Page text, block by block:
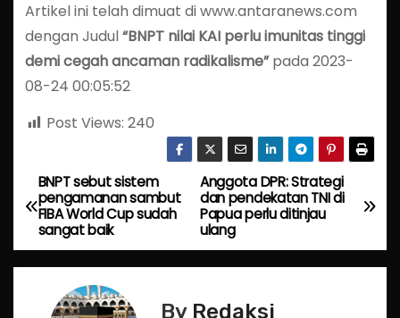
Artikel ini telah dimuat di www.antaranews.com
dengan Judul“BNPT nilai KAI perlu imunitas tinggi
demi cegah ancaman radikalisme”pada 2023-
08-24 00:05:52
Post Views: 240
P
o
s
Anggota DPR: Strategi
dan pendekatan TNI di
Papua perlu ditinjau
ulang
BNPT sebut sistem
pengamanan sambut
FIBA World Cup sudah
sangat baik
By Redaksi